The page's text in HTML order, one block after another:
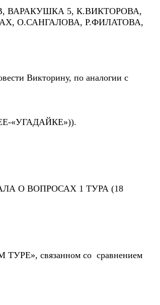
ВАРАКУШКА 5, К.ВИКТОРОВА,
О.САНГАЛОВА, Р.ФИЛАТОВА,
Викторину, по аналогии с
«УГАДАЙКЕ»)).
О ВОПРОСАХ 1 ТУРА (18
связанном со сравнением